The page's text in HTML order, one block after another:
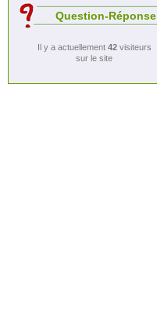
Question-Réponse
Il y a actuellement 42visiteurs
sur le site